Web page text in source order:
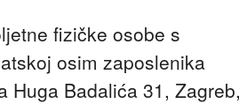
fizičke osobe s
osim zaposlenika
Huga Badalića 31, Zagreb,